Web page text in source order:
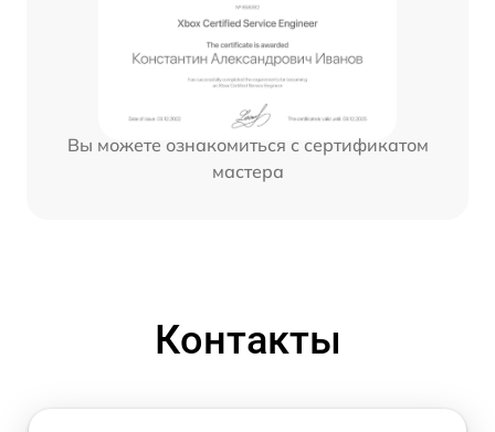
Вы можете ознакомиться с сертификатом
мастера
Контакты